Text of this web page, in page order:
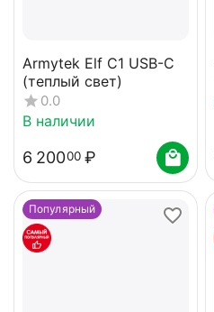
Armytek Elf C1 USB-C
(теплый свет)
0.0
В наличии
6 20000 ₽
Популярный